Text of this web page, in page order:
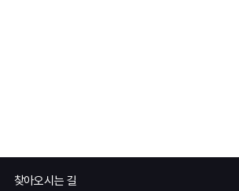
찾아오시는 길